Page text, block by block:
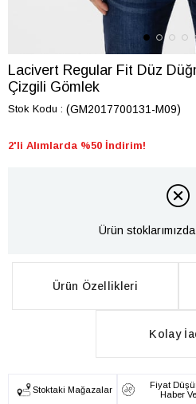
Lacivert Regular Fit Düz
Çizgili Gömlek
Stok Kodu (GM2017700131-M09)
2'li Alımlarda %50 İndirim!
Ürün stoklarımızda
Ürün Özellikleri
Kolay
Stoktaki Mağazalar
Fiyat
Haber